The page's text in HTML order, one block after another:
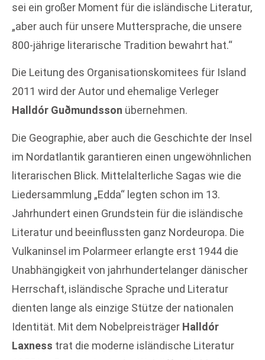
sei ein großer Moment für die isländische Literatur,
„aber auch für unsere Muttersprache, die unsere
800-jährige literarische Tradition bewahrt hat.“
Die Leitung des Organisationskomitees für Island
2011 wird der Autor und ehemalige Verleger
Halldór Guðmundsson übernehmen.
Die Geographie, aber auch die Geschichte der Insel
im Nordatlantik garantieren einen ungewöhnlichen
literarischen Blick. Mittelalterliche Sagas wie die
Liedersammlung „Edda“ legten schon im 13.
Jahrhundert einen Grundstein für die isländische
Literatur und beeinflussten ganz Nordeuropa. Die
Vulkaninsel im Polarmeer erlangte erst 1944 die
Unabhängigkeit von jahrhundertelanger dänischer
Herrschaft, isländische Sprache und Literatur
dienten lange als einzige Stütze der nationalen
Identität. Mit dem Nobelpreisträger Halldór
Laxness trat die moderne isländische Literatur